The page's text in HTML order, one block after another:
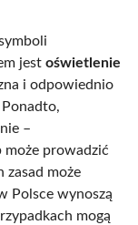
jest oświetlenie
i odpowiednio
–
może prowadzić
zasad może
Polsce wynoszą
mogą